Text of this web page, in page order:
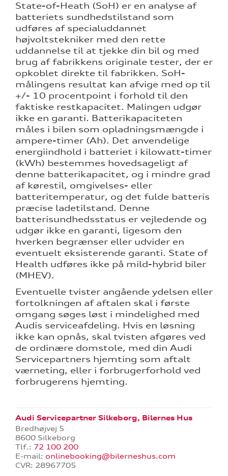
State-of-Heath (SoH) er en analyse af
batteriets sundhedstilstand som
udføres af specialuddannet
højvoltstekniker med den rette
uddannelse til at tjekke din bil og med
brug af fabrikkens originale tester, der er
opkoblet direkte til fabrikken. SoH-
målingens resultat kan afvige med op til
+/- 10 procentpoint i forhold til den
faktiske restkapacitet. Malingen udgør
ikke en garanti. Batterikapaciteten
måles i bilen som opladningsmængde i
ampere-timer (Ah). Det anvendelige
energiindhold i batteriet i kilowatt-timer
(kWh) bestemmes hovedsageligt af
denne batterikapacitet, og i mindre grad
af kørestil, omgivelses- eller
batteritemperatur, og det fulde batteris
præcise ladetilstand. Denne
batterisundhedsstatus er vejledende og
udgør ikke en garanti, ligesom den
hverken begrænser eller udvider en
eventuelt eksisterende garanti. State of
Health udføres ikke på mild-hybrid biler
(MHEV).
Eventuelle tvister angående ydelsen eller
fortolkningen af aftalen skal i første
omgang søges løst i mindelighed med
Audis serviceafdeling. Hvis en løsning
ikke kan opnås, skal tvisten afgøres ved
de ordinære domstole, med din Audi
Servicepartners hjemting som aftalt
værneting, eller i forbrugerforhold ved
forbrugerens hjemting.
Audi Servicepartner Silkeborg, Bilernes Hus
Bredhøjvej 5
8600 Silkeborg
Tlf.: 72 100 200
E-mail: onlinebooking@bilerneshus.com
CVR: 28967705